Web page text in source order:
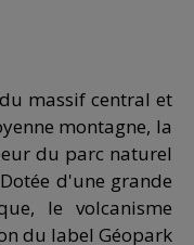
massif central et
montagne, la
du parc naturel
d'une grande
le volcanisme
du label Géopark